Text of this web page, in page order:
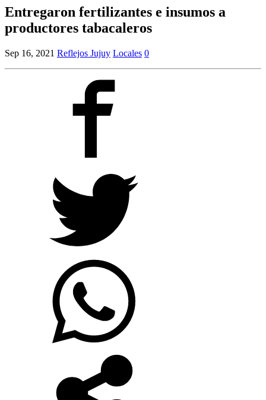
Entregaron fertilizantes e insumos a
productores tabacaleros
Sep 16, 2021 Reflejos Jujuy Locales 0